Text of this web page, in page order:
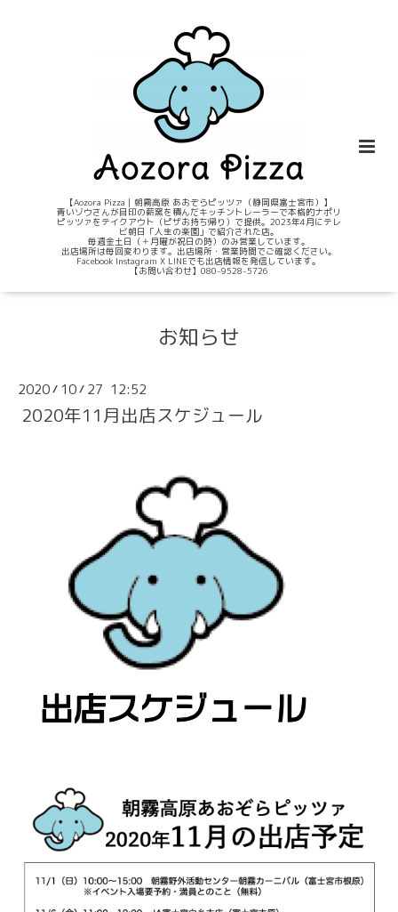
【Aozora Pizza｜朝霧高原 あおぞらピッツァ（静岡県富士宮市）】
青いゾウさんが目印の薪窯を積んだキッチントレーラーで本格的ナポリ
ピッツァをテイクアウト（ピザお持ち帰り）で提供。2023年4月にテレ
ビ朝日「人生の楽園」で紹介された店。
毎週金土日（＋月曜が祝日の時）のみ営業しています。
出店場所は毎回変わります。出店場所・営業時間でご確認ください。
Facebook Instagram X LINEでも出店情報を発信しています。
【お問い合わせ】080-9528-5726
お知らせ
2020/ 10/ 27 12:52
2020年11月出店スケジュール